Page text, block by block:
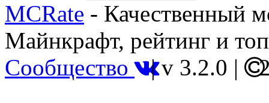
MCRate - Качественный
Майнкрафт, рейтинг и
Сообщество |v 3.2.0 |